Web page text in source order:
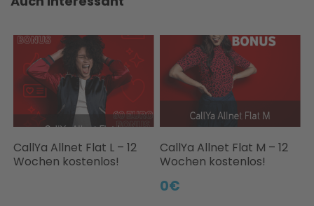
CallYa Allnet Flat L – 12
Wochen kostenlos!
CallYa Allnet Flat M – 12
Wochen kostenlos!
0€